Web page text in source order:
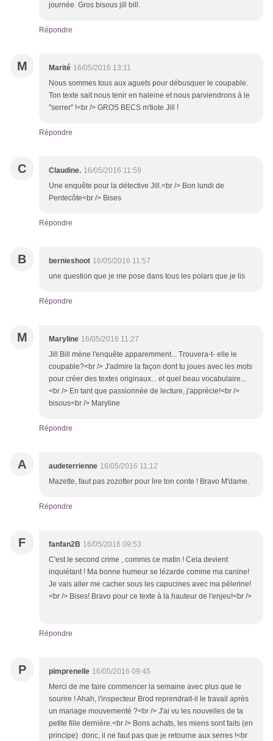
journée. Gros bisous jill bill.
Répondre
M Marité 16/05/2016 13:11
Nous sommes tous aux aguets pour débusquer le coupable.
Ton texte sait nous tenir en haleine et nous parviendrons à le
"serrer" !<br /> GROS BECS m'tiote Jill !
Répondre
C Claudine. 16/05/2016 11:59
Une enquête pour la détective Jill.<br /> Bon lundi de
Pentecôte<br /> Bises
Répondre
B bernieshoot 16/05/2016 11:57
une question que je me pose dans tous les polars que je lis
Répondre
M Maryline 16/05/2016 11:27
Jill Bill mène l'enquête apparemment... Trouvera-t- elle le
coupable?<br /> J'admire la façon dont tu joues avec les mots
pour créer des textes originaux... et quel beau vocabulaire...
<br /> En tant que passionnée de lecture, j'apprécie!<br />
bisous<br /> Maryline
Répondre
A audeterrienne 16/05/2016 11:12
Mazette, faut pas zozotter pour lire ton conte ! Bravo M'dame.
Répondre
F fanfan2B 16/05/2016 09:53
C'est le second crime , commis ce matin ! Cela devient
inquiétant ! Ma bonne humeur se lézarde comme ma canine!
Je vais aller me cacher sous les capucines avec ma pèlerine!
<br /> Bises! Bravo pour ce texte à la hauteur de l'enjeu!<br />
Répondre
P pimprenelle 16/05/2016 09:45
Merci de me faire commencer la semaine avec plus que le
sourire ! Ahah, l'inspecteur Brod reprendrait-il le travail après
un mariage mouvementé ?<br /> J'ai vu les nouvelles de ta
petite fille dernière.<br /> Bons achats, les miens sont faits (en
principe) donc, il ne faut pas que je retourne aux serres !<br